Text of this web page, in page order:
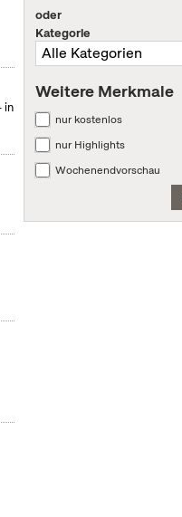
in
oder
Kategorie
Weitere Merkmale
nur kostenlos
nur Highlights
Wochenendvorschau